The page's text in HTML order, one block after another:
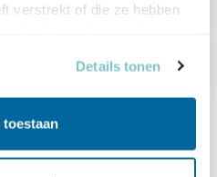
verstrekt of die ze hebben
Details tonen